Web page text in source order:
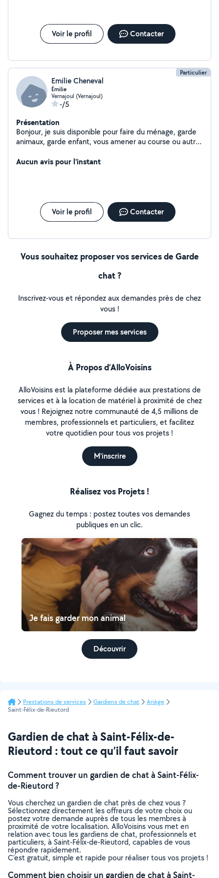
Voir le profil Contacter
Particulier
Emilie Cheneval
Émilie
Vernajoul (Vernajoul)
-/5
Présentation
Bonjour, je suis disponible pour faire du ménage, garde
animaux, garde enfant, vous amener au course ou autre,
Aucun avis pour l'instant
Voir le profil Contacter
Vous souhaitez proposer vos services de Garde
chat ?
Inscrivez-vous et répondez aux demandes près de chez
vous !
Proposer mes services
À Propos d’AlloVoisins
AlloVoisins est la plateforme dédiée aux prestations de
services et à la location de matériel à proximité de chez
vous ! Rejoignez notre communauté de 4,5 millions de
membres, professionnels et particuliers, et facilitez
votre quotidien pour tous vos projets !
M'inscrire
Réalisez vos Projets !
Gagnez du temps : postez toutes vos demandes
publiques en un clic.
Je fais garder mon animal
Découvrir
Prestations de services Gardiens de chat
Ariège
Saint-Félix-de-Rieutord
Gardien de chat à Saint-Félix-de-
Rieutord : tout ce qu’il faut savoir
Comment trouver un gardien de chat à Saint-Félix-
de-Rieutord ?
Vous cherchez un gardien de chat près de chez vous ?
Sélectionnez directement les offreurs de votre choix ou
postez votre demande auprès de tous les membres à
proximité de votre localisation. AlloVoisins vous met en
relation avec tous les gardiens de chat, professionnels et
particuliers, à Saint-Félix-de-Rieutord, capables de vous
répondre rapidement.
C’est gratuit, simple et rapide pour réaliser tous vos projets !
Comment bien choisir un gardien de chat à Saint-